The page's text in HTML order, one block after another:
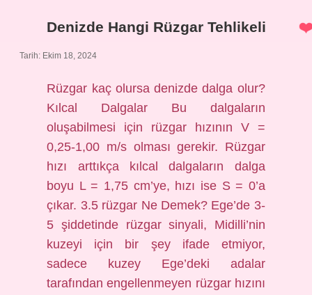
Denizde Hangi Rüzgar Tehlikeli
Tarih: Ekim 18, 2024
Rüzgar kaç olursa denizde dalga olur?
Kılcal Dalgalar Bu dalgaların
oluşabilmesi için rüzgar hızının V =
0,25-1,00 m/s olması gerekir. Rüzgar
hızı arttıkça kılcal dalgaların dalga
boyu L = 1,75 cm’ye, hızı ise S = 0’a
çıkar. 3.5 rüzgar Ne Demek? Ege’de 3-
5 şiddetinde rüzgar sinyali, Midilli’nin
kuzeyi için bir şey ifade etmiyor,
sadece kuzey Ege’deki adalar
tarafından engellenmeyen rüzgar hızını